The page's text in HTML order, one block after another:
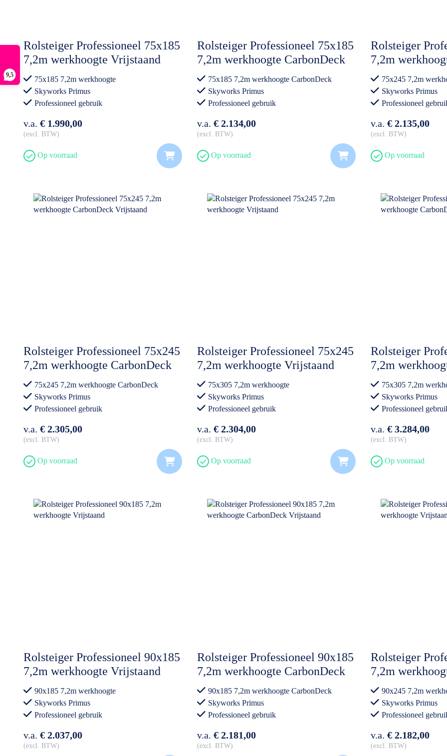
9,5
Rolsteiger Professioneel 75x185
7,2m werkhoogte Vrijstaand
75x185 7,2m werkhoogte
Skyworks Primus
Professioneel gebruik
v.a. € 1.990,00
excl. BTW
Op voorraad
Rolsteiger Professioneel 75x185
7,2m werkhoogte CarbonDeck
Vrijstaand
75x185 7,2m werkhoogte CarbonDeck
Skyworks Primus
Professioneel gebruik
v.a. € 2.134,00
excl. BTW
Op voorraad
Rolsteiger
7,2m
75x245 7,2m
Skyworks Primus
Professioneel
v.a. € 2.135,00
excl. BTW
Op voorraad
Rolsteiger Professioneel 75x245
7,2m werkhoogte CarbonDeck
Vrijstaand
75x245 7,2m werkhoogte CarbonDeck
Skyworks Primus
Professioneel gebruik
v.a. € 2.305,00
excl. BTW
Op voorraad
Rolsteiger Professioneel 75x245
7,2m werkhoogte Vrijstaand
75x305 7,2m werkhoogte
Skyworks Primus
Professioneel gebruik
v.a. € 2.304,00
excl. BTW
Op voorraad
Rolsteiger
7,2m
Vrijstaand
75x305 7,2m
Skyworks Primus
Professioneel
v.a. € 3.284,00
excl. BTW
Op voorraad
Rolsteiger Professioneel 90x185
7,2m werkhoogte Vrijstaand
90x185 7,2m werkhoogte
Skyworks Primus
Professioneel gebruik
v.a. € 2.037,00
excl. BTW
Rolsteiger Professioneel 90x185
7,2m werkhoogte CarbonDeck
Vrijstaand
90x185 7,2m werkhoogte CarbonDeck
Skyworks Primus
Professioneel gebruik
v.a. € 2.181,00
excl. BTW
Rolsteiger
7,2m
90x245 7,2m
Skyworks Primus
Professioneel
v.a. € 2.182,00
excl. BTW